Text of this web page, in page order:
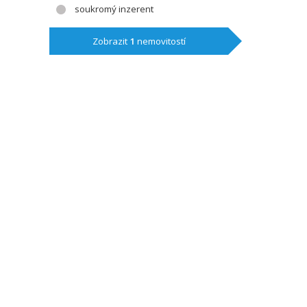
soukromý inzerent
Zobrazit 1 nemovitostí